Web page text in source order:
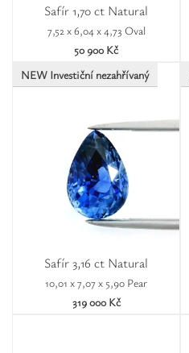
Safír 1,70 ct Natural
7,52 x 6,04 x 4,73 Oval
50 900 Kč
Safír 3,16 ct Natural
10,01 x 7,07 x 5,90 Pear
NEW Investiční nezahřívaný
319 000 Kč